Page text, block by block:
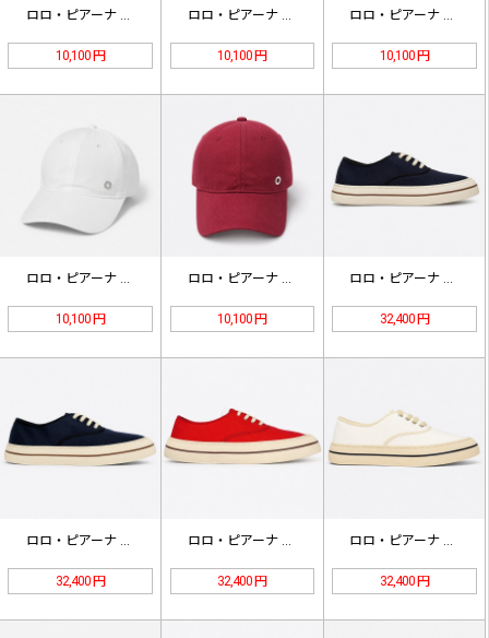
ロロ・ピアーナ ロゴ ベースボールキ…
10,100 円
ロロ・ピアーナ ロゴ ベースボールキ…
10,100 円
ロロ・ピアーナ ロゴ ベースボールキ…
10,100 円
10,100 円 10,100 円 32,400 円
ロロ・ピアーナ Nantucket …
32,400 円
ロロ・ピアーナ Nantucket …
32,400 円
ロロ・ピアーナ Nantucket …
32,400 円